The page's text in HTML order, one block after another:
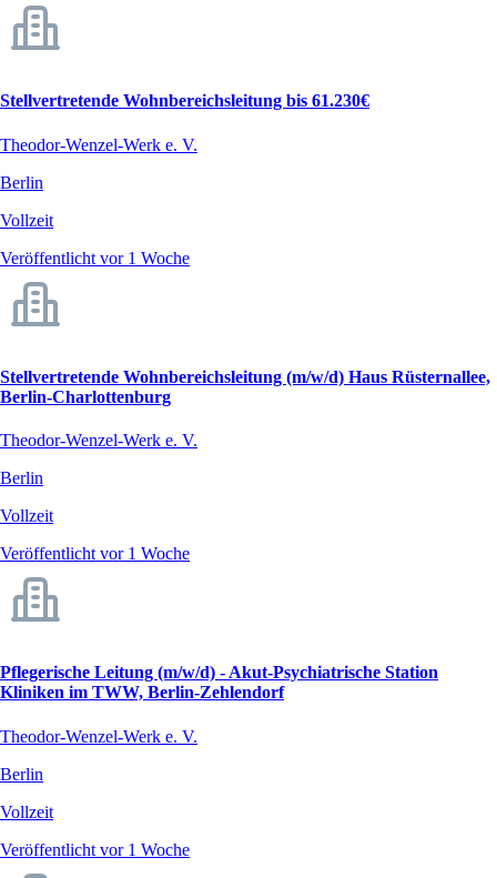
Stellvertretende Wohnbereichsleitung bis 61.230€
Theodor-Wenzel-Werk e. V.
Berlin
Vollzeit
Veröffentlicht vor 1 Woche
Stellvertretende Wohnbereichsleitung (m/w/d) Haus Rüsternallee,
Berlin-Charlottenburg
Theodor-Wenzel-Werk e. V.
Berlin
Vollzeit
Veröffentlicht vor 1 Woche
Pflegerische Leitung (m/w/d) - Akut-Psychiatrische Station
Kliniken im TWW, Berlin-Zehlendorf
Theodor-Wenzel-Werk e. V.
Berlin
Vollzeit
Veröffentlicht vor 1 Woche